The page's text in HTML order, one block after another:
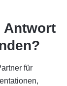
Antwort
für